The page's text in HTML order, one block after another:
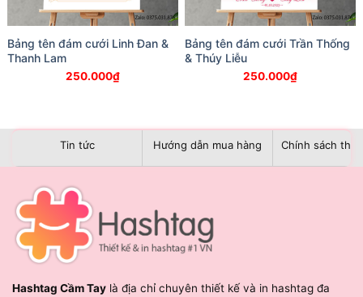
Bảng tên đám cưới Linh Đan &
Thanh Lam
250.000₫
Bảng tên đám cưới Trần Thống
& Thúy Liễu
250.000₫
Tin tức Hướng dẫn mua hàng Chính sách
Hashtag Cầm Tay là địa chỉ chuyên thiết kế và in hashtag đa